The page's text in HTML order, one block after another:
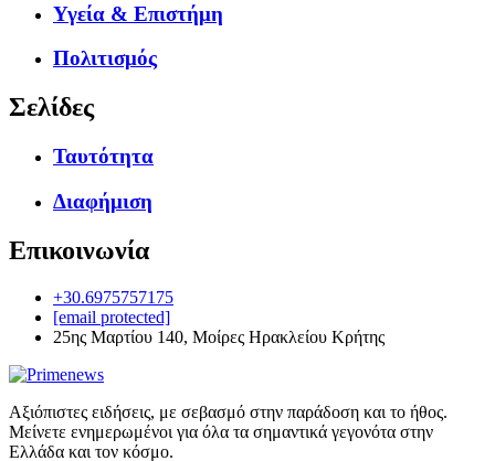
Υγεία & Επιστήμη
Πολιτισμός
Σελίδες
Ταυτότητα
Διαφήμιση
Επικοινωνία
+30.6975757175
[email protected]
25ης Μαρτίου 140, Μοίρες Ηρακλείου Κρήτης
Αξιόπιστες ειδήσεις, με σεβασμό στην παράδοση και το ήθος.
Μείνετε ενημερωμένοι για όλα τα σημαντικά γεγονότα στην
Ελλάδα και τον κόσμο.